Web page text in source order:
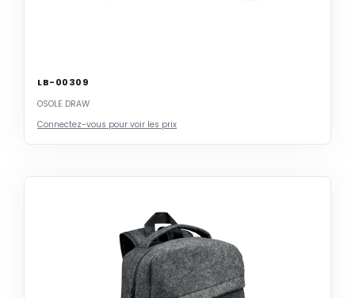
LB-00309
OSOLE DRAW
Connectez-vous pour voir les prix